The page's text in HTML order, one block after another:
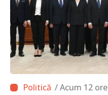
/ Acum 12 ore